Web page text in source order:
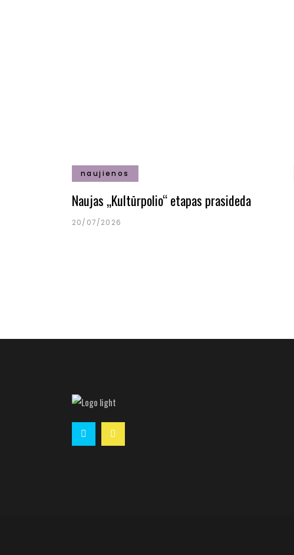
naujienos
Naujas „Kultūrpolio“ etapas prasideda
20/07/2026